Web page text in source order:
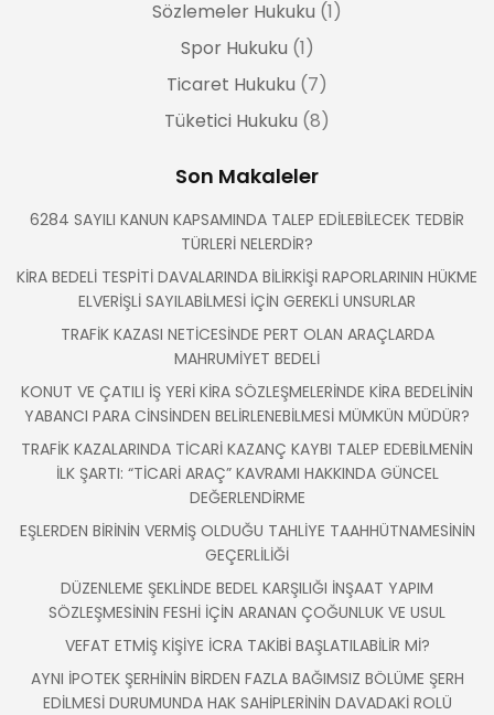
Sözlemeler Hukuku (1)
Spor Hukuku (1)
Ticaret Hukuku (7)
Tüketici Hukuku (8)
Son Makaleler
6284 SAYILI KANUN KAPSAMINDA TALEP EDİLEBİLECEK TEDBİR
TÜRLERİ NELERDİR?
KİRA BEDELİ TESPİTİ DAVALARINDA BİLİRKİŞİ RAPORLARININ HÜKME
ELVERİŞLİ SAYILABİLMESİ İÇİN GEREKLİ UNSURLAR
TRAFİK KAZASI NETİCESİNDE PERT OLAN ARAÇLARDA
MAHRUMİYET BEDELİ
KONUT VE ÇATILI İŞ YERİ KİRA SÖZLEŞMELERİNDE KİRA BEDELİNİN
YABANCI PARA CİNSİNDEN BELİRLENEBİLMESİ MÜMKÜN MÜDÜR?
TRAFİK KAZALARINDA TİCARİ KAZANÇ KAYBI TALEP EDEBİLMENİN
İLK ŞARTI: “TİCARİ ARAÇ” KAVRAMI HAKKINDA GÜNCEL
DEĞERLENDİRME
EŞLERDEN BİRİNİN VERMİŞ OLDUĞU TAHLİYE TAAHHÜTNAMESİNİN
GEÇERLİLİĞİ
DÜZENLEME ŞEKLİNDE BEDEL KARŞILIĞI İNŞAAT YAPIM
SÖZLEŞMESİNİN FESHİ İÇİN ARANAN ÇOĞUNLUK VE USUL
VEFAT ETMİŞ KİŞİYE İCRA TAKİBİ BAŞLATILABİLİR Mİ?
AYNI İPOTEK ŞERHİNİN BİRDEN FAZLA BAĞIMSIZ BÖLÜME ŞERH
EDİLMESİ DURUMUNDA HAK SAHİPLERİNİN DAVADAKİ ROLÜ